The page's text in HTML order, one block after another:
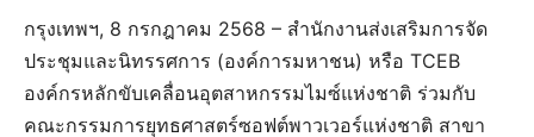
กรุงเทพฯ, 8 กรกฎาคม 2568 – สำนักงานส่งเสริมการจัด
ประชุมและนิทรรศการ (องค์การมหาชน) หรือ TCEB
องค์กรหลักขับเคลื่อนอุตสาหกรรมไมซ์แห่งชาติ ร่วมกับ
คณะกรรมการยุทธศาสตร์ซอฟต์พาวเวอร์แห่งชาติ สาขา